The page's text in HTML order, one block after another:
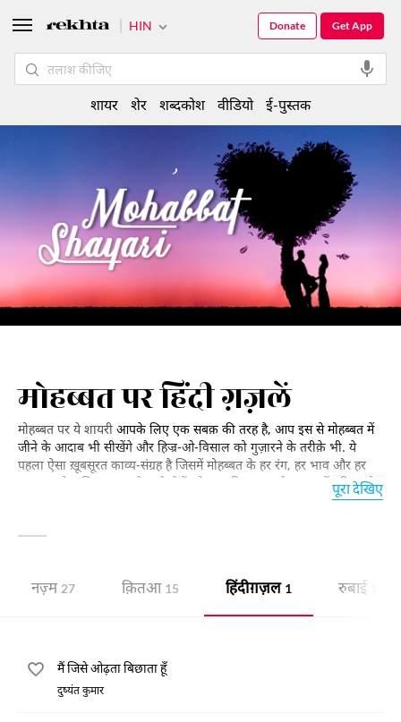
मोहब्बत पर हिंदी ग़ज़लें
मोहब्बत पर ये शायरी आपके लिए एक सबक़ की तरह है, आप इस से मोहब्बत में
जीने के आदाब भी सीखेंगे और हिज्र-ओ-विसाल को गुज़ारने के तरीक़े भी. ये
पहला ऐसा ख़ूबसूरत काव्य-संग्रह है जिसमें मोहब्बत के हर रंग, हर भाव और हर
एहसास को अभिव्यक्त करने वाले शेरों को जमा किया गया है.आप इन्हें पढ़िए और
पूरा देखिए
नज़्म 27 क़ितआ 15 हिंदी ग़ज़ल 1 रुबाई
मैं जिसे ओढ़ता बिछाता हूँ
दुष्यंत कुमार
HIN Get App
Donate
शायर शेर शब्दकोश वीडियो ई-पुस्तक